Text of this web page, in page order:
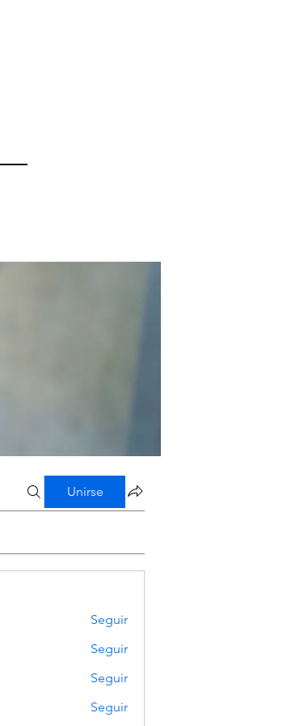
Unirse
Seguir
Seguir
Seguir
Seguir